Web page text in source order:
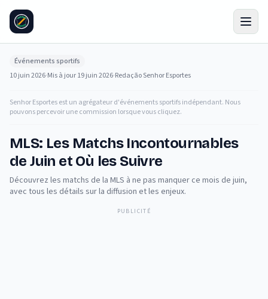
Événements sportifs
10 juin 2026·Mis à jour19 juin 2026·Redação Senhor Esportes
Senhor Esportes est un agrégateur d'événements sportifs indépendant. Nous
pouvons percevoir une commission lorsque vous cliquez.
MLS: Les Matchs Incontournables
de Juin et Où les Suivre
Découvrez les matchs de la MLS à ne pas manquer ce mois de juin,
avec tous les détails sur la diffusion et les enjeux.
PUBLICITÉ